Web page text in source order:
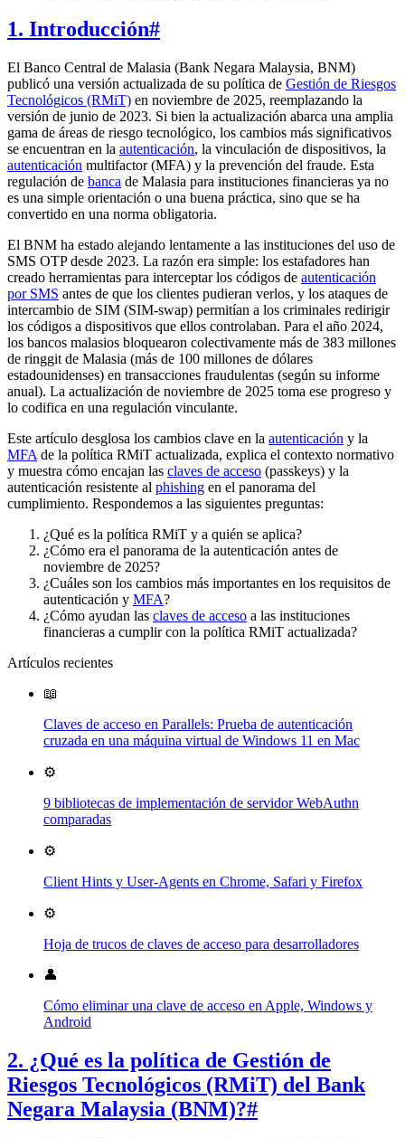
1. Introducción#
El Banco Central de Malasia (Bank Negara Malaysia, BNM)
publicó una versión actualizada de su política de Gestión de Riesgos
Tecnológicos (RMiT) en noviembre de 2025, reemplazando la
versión de junio de 2023. Si bien la actualización abarca una amplia
gama de áreas de riesgo tecnológico, los cambios más significativos
se encuentran en la autenticación, la vinculación de dispositivos, la
autenticación multifactor (MFA) y la prevención del fraude. Esta
regulación de banca de Malasia para instituciones financieras ya no
es una simple orientación o una buena práctica, sino que se ha
convertido en una norma obligatoria.
El BNM ha estado alejando lentamente a las instituciones del uso de
SMS OTP desde 2023. La razón era simple: los estafadores han
creado herramientas para interceptar los códigos de autenticación
por SMS antes de que los clientes pudieran verlos, y los ataques de
intercambio de SIM (SIM-swap) permitían a los criminales redirigir
los códigos a dispositivos que ellos controlaban. Para el año 2024,
los bancos malasios bloquearon colectivamente más de 383 millones
de ringgit de Malasia (más de 100 millones de dólares
estadounidenses) en transacciones fraudulentas (según su informe
anual). La actualización de noviembre de 2025 toma ese progreso y
lo codifica en una regulación vinculante.
Este artículo desglosa los cambios clave en la autenticación y la
MFA de la política RMiT actualizada, explica el contexto normativo
y muestra cómo encajan las claves de acceso (passkeys) y la
autenticación resistente al phishing en el panorama del
cumplimiento. Respondemos a las siguientes preguntas:
¿Qué es la política RMiT y a quién se aplica?
¿Cómo era el panorama de la autenticación antes de
noviembre de 2025?
¿Cuáles son los cambios más importantes en los requisitos de
autenticación y MFA?
¿Cómo ayudan las claves de acceso a las instituciones
financieras a cumplir con la política RMiT actualizada?
Artículos recientes
📖
Claves de acceso en Parallels: Prueba de autenticación
cruzada en una máquina virtual de Windows 11 en Mac
⚙️
9 bibliotecas de implementación de servidor WebAuthn
comparadas
⚙️
Client Hints y User-Agents en Chrome, Safari y Firefox
⚙️
Hoja de trucos de claves de acceso para desarrolladores
👤
Cómo eliminar una clave de acceso en Apple, Windows y
Android
2. ¿Qué es la política de Gestión de
Riesgos Tecnológicos (RMiT) del Bank
Negara Malaysia (BNM)?#